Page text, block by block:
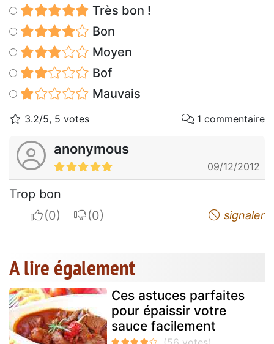
Très bon !
Bon
Moyen
Bof
Mauvais
3.2/5, 5 votes 1 commentaire
anonymous
09/12/2012
Trop bon
I apreciateI do not appreciate signaler
A lire également
Ces astuces parfaites
pour épaissir votre
sauce facilement